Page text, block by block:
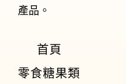
產品。
首頁
零食糖果類